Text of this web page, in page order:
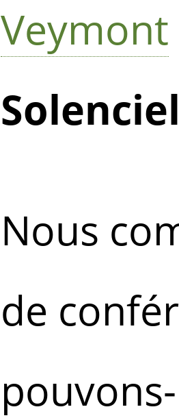
Veymont
Solenciel
Nous
de